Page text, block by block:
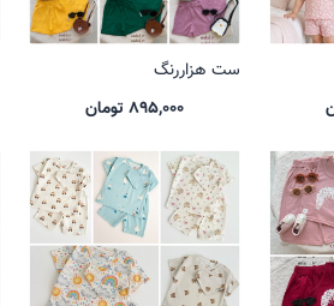
ست هزاررنگ
895,000 تومان